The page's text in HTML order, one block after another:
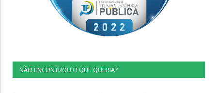
NÃO ENCONTROU O QUE QUERIA?